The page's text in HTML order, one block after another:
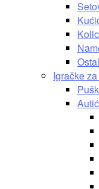
Igračke